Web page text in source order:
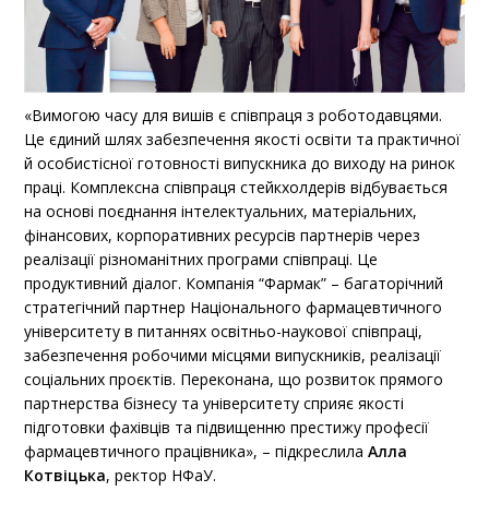
«Вимогою часу для вишів є співпраця з роботодавцями.
Це єдиний шлях забезпечення якості освіти та практичної
й особистісної готовності випускника до виходу на ринок
праці. Комплексна співпраця стейкхолдерів відбувається
на основі поєднання інтелектуальних, матеріальних,
фінансових, корпоративних ресурсів партнерів через
реалізації різноманітних програми співпраці. Це
продуктивний діалог. Компанія “Фармак” – багаторічний
стратегічний партнер Національного фармацевтичного
університету в питаннях освітньо-наукової співпраці,
забезпечення робочими місцями випускників, реалізації
соціальних проєктів. Переконана, що розвиток прямого
партнерства бізнесу та університету сприяє якості
підготовки фахівців та підвищенню престижу професії
фармацевтичного працівника», – підкреслилаАлла
Котвіцька, ректор НФаУ.